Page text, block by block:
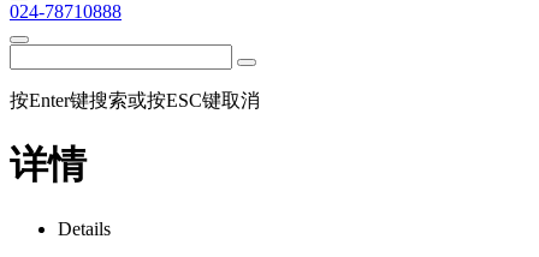
024-78710888
按Enter键搜索或按ESC键取消
详情
Details